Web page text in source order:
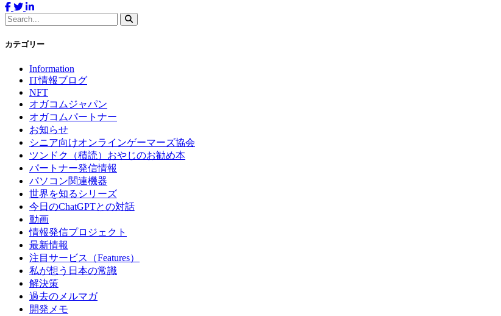
カテゴリー
Information
IT情報ブログ
NFT
オガコムジャパン
オガコムパートナー
お知らせ
シニア向けオンラインゲーマーズ協会
ツンドク（積読）おやじのお勧め本
パートナー発信情報
パソコン関連機器
世界を知るシリーズ
今日のChatGPTとの対話
動画
情報発信プロジェクト
最新情報
注目サービス（Features）
私が想う日本の常識
解決策
過去のメルマガ
開発メモ